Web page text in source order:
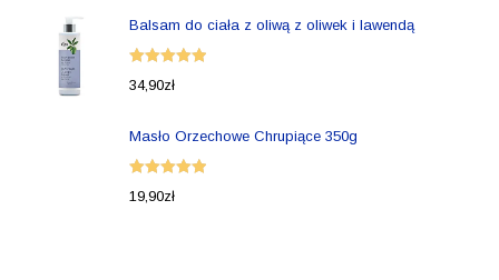
Balsam do ciała z oliwą z oliwek i lawendą
Oceniono
34,90zł
Masło Orzechowe Chrupiące 350g
Oceniono
19,90zł